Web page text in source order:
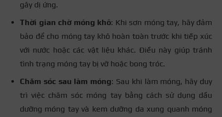
gây dị ứng.
Thời gian chờ móng khô: Khi sơn móng tay, hãy đảm
bảo để cho móng tay khô hoàn toàn trước khi tiếp xúc
với nước hoặc các vật liệu khác. Điều này giúp tránh
tình trạng móng tay bị vỡ hoặc bong tróc.
Chăm sóc sau làm móng: Sau khi làm móng, hãy duy
trì việc chăm sóc móng tay bằng cách sử dụng dầu
dưỡng móng tay và kem dưỡng da xung quanh móng